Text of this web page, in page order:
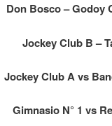
Don Bosco – Godoy
Jockey Club B –
Jockey Club A vs
Gimnasio N° 1 vs